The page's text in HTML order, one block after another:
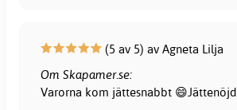
(5 av 5) av Agneta Lilja
Om Skapamer.se:
Varorna kom jättesnabbt 😄Jättenöjd